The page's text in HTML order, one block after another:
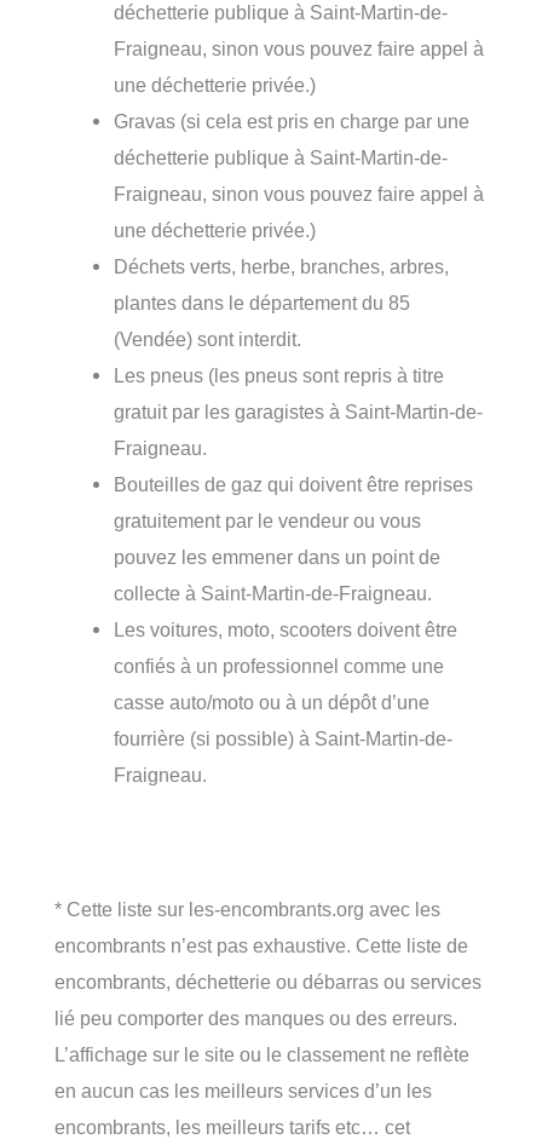
déchetterie publique à Saint-Martin-de-
Fraigneau, sinon vous pouvez faire appel à
une déchetterie privée.)
Gravas (si cela est pris en charge par une
déchetterie publique à Saint-Martin-de-
Fraigneau, sinon vous pouvez faire appel à
une déchetterie privée.)
Déchets verts, herbe, branches, arbres,
plantes dans le département du 85
(Vendée) sont interdit.
Les pneus (les pneus sont repris à titre
gratuit par les garagistes à Saint-Martin-de-
Fraigneau.
Bouteilles de gaz qui doivent être reprises
gratuitement par le vendeur ou vous
pouvez les emmener dans un point de
collecte à Saint-Martin-de-Fraigneau.
Les voitures, moto, scooters doivent être
confiés à un professionnel comme une
casse auto/moto ou à un dépôt d’une
fourrière (si possible) à Saint-Martin-de-
Fraigneau.
* Cette liste sur les-encombrants.org avec les
encombrants n’est pas exhaustive. Cette liste de
encombrants, déchetterie ou débarras ou services
lié peu comporter des manques ou des erreurs.
L’affichage sur le site ou le classement ne reflète
en aucun cas les meilleurs services d’un les
encombrants, les meilleurs tarifs etc… cet